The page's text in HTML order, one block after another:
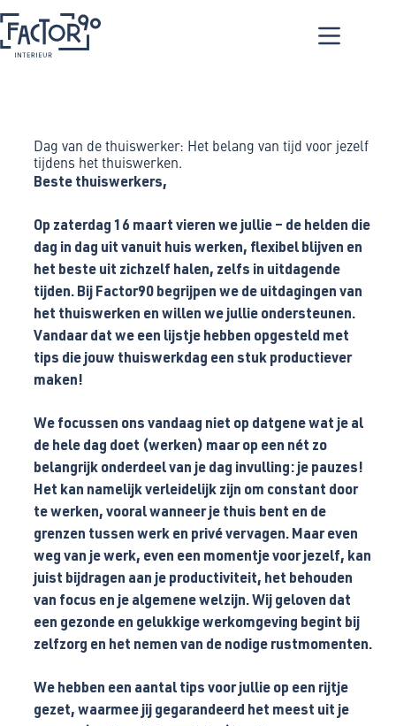
Dag van de thuiswerker: Het belang van tijd voor jezelf
tijdens het thuiswerken.
Beste thuiswerkers,
Op zaterdag 16 maart vieren we jullie – de helden die
dag in dag uit vanuit huis werken, flexibel blijven en
het beste uit zichzelf halen, zelfs in uitdagende
tijden. Bij Factor90 begrijpen we de uitdagingen van
het thuiswerken en willen we jullie ondersteunen.
Vandaar dat we een lijstje hebben opgesteld met
tips die jouw thuiswerkdag een stuk productiever
maken!
We focussen ons vandaag niet op datgene wat je al
de hele dag doet (werken) maar op een nét zo
belangrijk onderdeel van je dag invulling: je pauzes!
Het kan namelijk verleidelijk zijn om constant door
te werken, vooral wanneer je thuis bent en de
grenzen tussen werk en privé vervagen. Maar even
weg van je werk, even een momentje voor jezelf, kan
juist bijdragen aan je productiviteit, het behouden
van focus en je algemene welzijn. Wij geloven dat
een gezonde en gelukkige werkomgeving begint bij
zelfzorg en het nemen van de nodige rustmomenten.
We hebben een aantal tips voor jullie op een rijtje
gezet, waarmee jij gegarandeerd het meest uit je